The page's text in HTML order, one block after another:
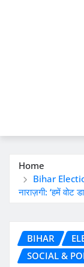
Home
Bihar
नाराज़गी: ‘हमें वोट
BIHAR
SOCIAL &